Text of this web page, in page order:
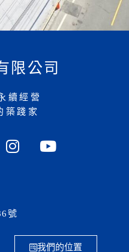
限公司
續經營
築踐家
號
我們的位置